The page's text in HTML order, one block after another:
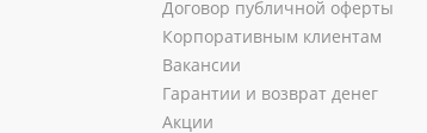
Договор публичной оферты
Корпоративным клиентам
Вакансии
Гарантии и возврат денег
Акции